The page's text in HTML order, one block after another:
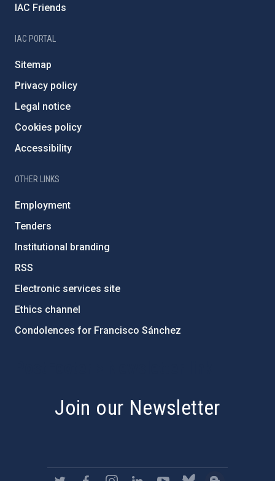
IAC Friends
IAC PORTAL
Sitemap
Privacy policy
Legal notice
Cookies policy
Accessibility
OTHER LINKS
Employment
Tenders
Institutional branding
RSS
Electronic services site
Ethics channel
Condolences for Francisco Sánchez
Join our Newsletter